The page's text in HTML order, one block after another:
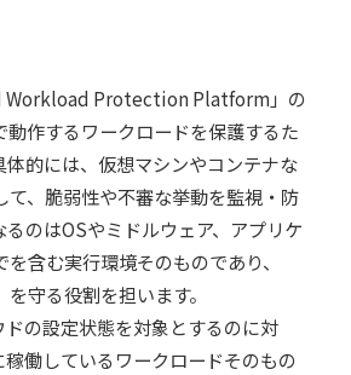
Workload Protection Platform」の
動作するワークロードを保護するた
体的には、仮想マシンやコンテナな
て、脆弱性や不審な挙動を監視・防
のはOSやミドルウェア、アプリケ
含む実行環境そのものであり、
を守る役割を担います。
の設定状態を対象とするのに対
稼働しているワークロードそのもの